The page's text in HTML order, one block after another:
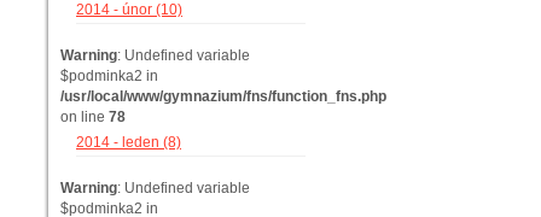
2014 - únor (10)
Warning: Undefined variable
$podminka2 in
/usr/local/www/gymnazium/fns/function_fns.php
on line 78
2014 - leden (8)
Warning: Undefined variable
$podminka2 in